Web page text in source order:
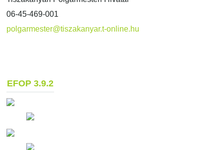
06-45-469-001
polgarmester@tiszakanyar.t-online.hu
EFOP 3.9.2